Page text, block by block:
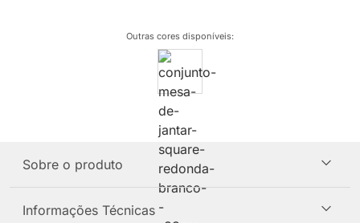
Outras cores disponíveis:
Sobre o produto
Informações Técnicas